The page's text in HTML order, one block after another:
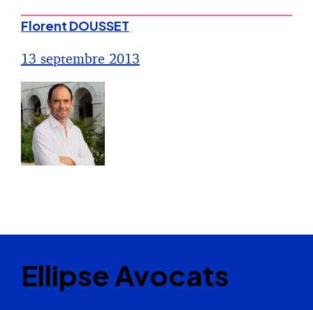
Florent DOUSSET
13 septembre 2013
Ellipse Avocats